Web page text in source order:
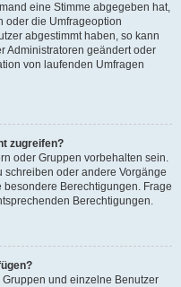
eine Stimme abgegeben hat,
oder die Umfrageoption
abgestimmt haben, so kann
Administratoren geändert oder
von laufenden Umfragen
zugreifen?
oder Gruppen vorbehalten sein.
schreiben oder andere Vorgänge
Berechtigungen. Frage
Berechtigungen.
und einzelne Benutzer